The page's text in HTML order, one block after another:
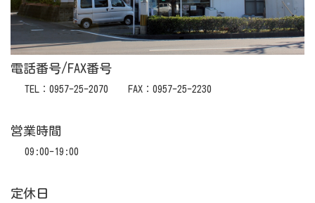
電話番号/FAX番号
TEL：0957-25-2070 FAX：0957-25-2230
営業時間
09:00-19:00
定休日